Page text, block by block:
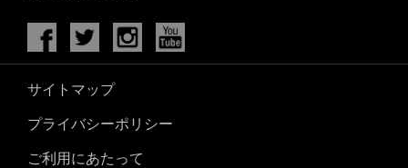
サイトマップ
プライバシーポリシー
ご利用にあたって